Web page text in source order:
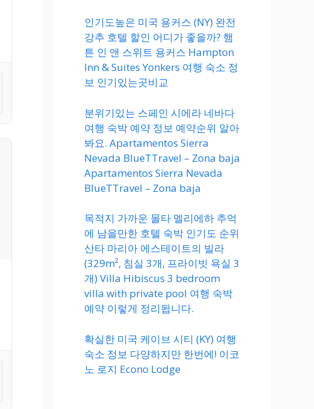
인기도높은 미국 용커스 (NY) 완전
강추 호텔 할인 어디가 좋을까? 햄
튼 인 앤 스위트 용커스 Hampton
Inn & Suites Yonkers 여행 숙소 정
보 인기있는곳비교
분위기있는 스페인 시에라 네바다
여행 숙박 예약 정보 예약순위 알아
봐요. Apartamentos Sierra
Nevada BlueTTravel – Zona baja
Apartamentos Sierra Nevada
BlueTTravel – Zona baja
목적지 가까운 몰타 멜리에하 추억
에 남을만한 호텔 숙박 인기도 순위
산타 마리아 에스테이트의 빌라
(329m², 침실 3개, 프라이빗 욕실 3
개) Villa Hibiscus 3 bedroom
villa with private pool 여행 숙박
예약 이렇게 정리됩니다.
확실한 미국 케이브 시티 (KY) 여행
숙소 정보 다양하지만 한번에! 이코
노 로지 Econo Lodge